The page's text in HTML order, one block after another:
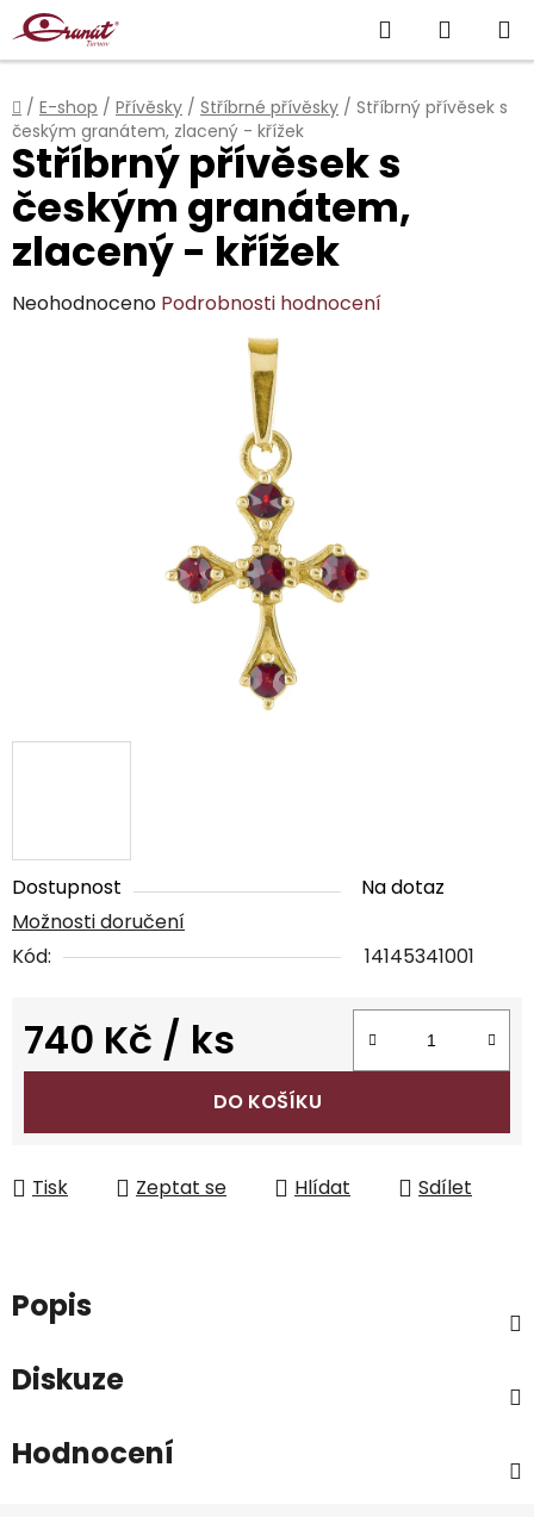
Přejít
na
obsah
Hledat
KOŠÍK
Domů
/ E-shop / Přívěsky / Stříbrné přívěsky / Stříbrný přívěsek s
českým granátem, zlacený - křížek
Dostupnost
Na dotaz
Možnosti doručení
Kód:
14145341001
740 Kč / ks
Měrná cena:
DO KOŠÍKU
Tisk Zeptat se Hlídat Sdílet
Stříbrný přívěsek s
českým granátem,
zlacený - křížek
Průměrné
Neohodnoceno Podrobnosti hodnocení
Popis
Diskuze
Hodnocení